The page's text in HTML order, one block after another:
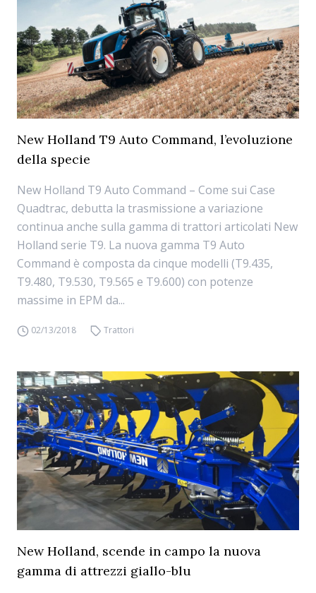
New Holland T9 Auto Command, l’evoluzione
della specie
New Holland T9 Auto Command – Come sui Case
Quadtrac, debutta la trasmissione a variazione
continua anche sulla gamma di trattori articolati New
Holland serie T9. La nuova gamma T9 Auto
Command è composta da cinque modelli (T9.435,
T9.480, T9.530, T9.565 e T9.600) con potenze
massime in EPM da...
02/13/2018 Trattori
New Holland, scende in campo la nuova
gamma di attrezzi giallo-blu